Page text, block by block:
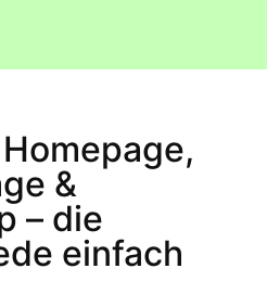
&
– die
einfach